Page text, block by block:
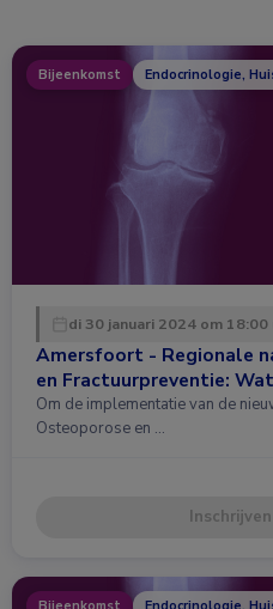
Bijeenkomst Endocrinologie,
di 30 januari 2024 om 18:00
Amersfoort - Regionale
en Fractuurpreventie:
Om de implementatie van de
Osteoporose en …